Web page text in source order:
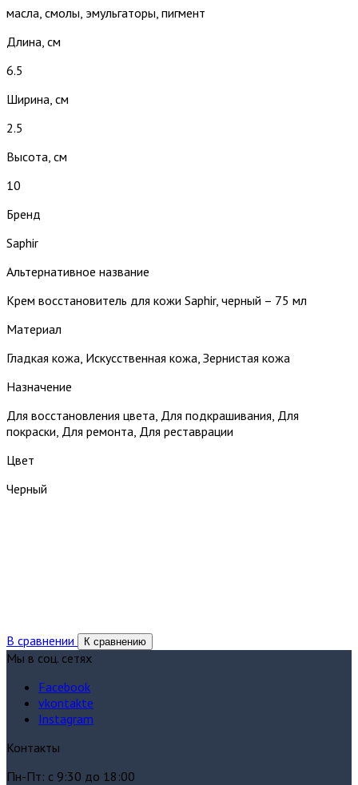
масла, смолы, эмульгаторы, пигмент
Длина, см
6.5
Ширина, см
2.5
Высота, см
10
Бренд
Saphir
Альтернативное название
Крем восстановитель для кожи Saphir, черный – 75 мл
Материал
Гладкая кожа, Искусственная кожа, Зернистая кожа
Назначение
Для восстановления цвета, Для подкрашивания, Для
покраски, Для ремонта, Для реставрации
Цвет
Черный
В сравнении К сравнению
Мы в соц. сетях
Facebook
vkontakte
Instagram
Контакты
Пн-Пт: с 9:30 до 18:00